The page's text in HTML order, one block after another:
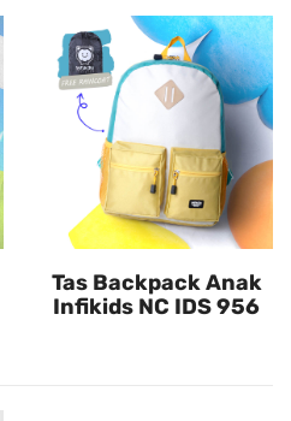
Tas Backpack Anak
Infikids NC IDS 956